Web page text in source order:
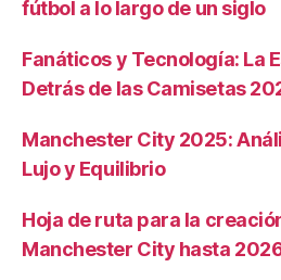
fútbol a lo largo de un siglo
Fanáticos y Tecnología: La
Detrás de las Camisetas
Manchester City 2025:
Lujo y Equilibrio
Hoja de ruta para la
Manchester City hasta